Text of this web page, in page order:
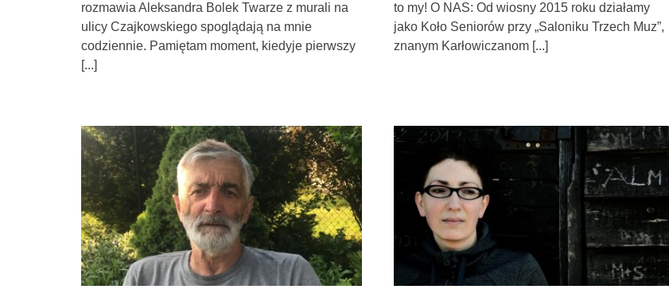
rozmawia Aleksandra Bolek Twarze z murali na
ulicy Czajkowskiego spoglądają na mnie
codziennie. Pamiętam moment, kiedyje pierwszy
[...]
to my! O NAS: Od wiosny 2015 roku działamy
jako Koło Seniorów przy „Saloniku Trzech Muz”,
znanym Karłowiczanom [...]